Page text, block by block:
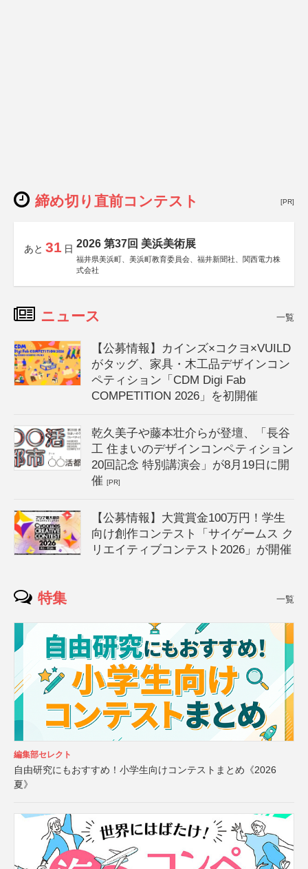
締め切り直前コンテスト [PR]
あと 31 日 2026 第37回 美浜美術展
福井県美浜町、美浜町教育委員会、福井新聞社、関西電力株
式会社
ニュース 一覧
【公募情報】カインズ×コクヨ×VUILD
がタッグ、家具・木工品デザインコン
ペティション「CDM Digi Fab
COMPETITION 2026」を初開催
乾久美子や藤本壮介らが登壇、「長谷
工 住まいのデザインコンペティション
20回記念 特別講演会」が8月19日に開
催[PR]
【公募情報】大賞賞金100万円！学生
向け創作コンテスト「サイゲームス ク
リエイティブコンテスト2026」が開催
特集 一覧
編集部セレクト
自由研究にもおすすめ！小学生向けコンテストまとめ《2026
夏》